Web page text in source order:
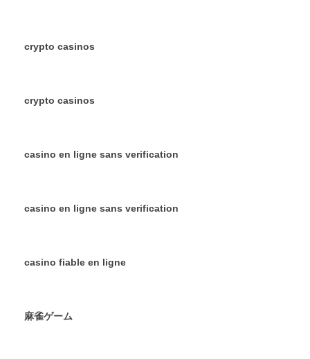
crypto casinos
crypto casinos
casino en ligne sans verification
casino en ligne sans verification
casino fiable en ligne
麻雀ゲーム